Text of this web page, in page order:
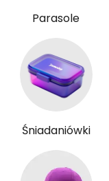
Parasole
Śniadaniówki